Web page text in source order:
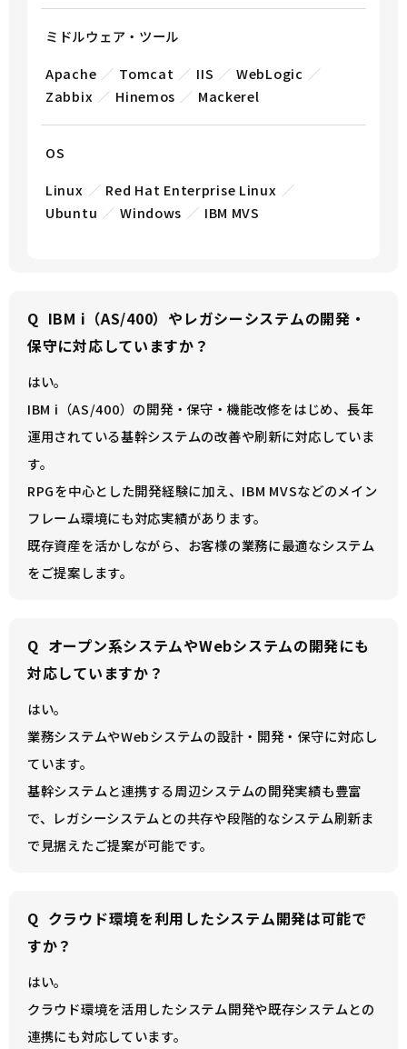
ミドルウェア・ツール
Apache
Tomcat IIS
WebLogic
Zabbix
Hinemos Mackerel
OS
Linux
Red Hat Enterprise Linux
Ubuntu
Windows IBM MVS
Q IBM i（AS/400）やレガシーシステムの開発・
保守に対応していますか？
はい。
IBM i（AS/400）の開発・保守・機能改修をはじめ、長年
運用されている基幹システムの改善や刷新に対応していま
す。
RPGを中心とした開発経験に加え、IBM MVSなどのメイン
フレーム環境にも対応実績があります。
既存資産を活かしながら、お客様の業務に最適なシステム
をご提案します。
Q オープン系システムやWebシステムの開発にも
対応していますか？
はい。
業務システムやWebシステムの設計・開発・保守に対応し
ています。
基幹システムと連携する周辺システムの開発実績も豊富
で、レガシーシステムとの共存や段階的なシステム刷新ま
で見据えたご提案が可能です。
Q クラウド環境を利用したシステム開発は可能で
すか？
はい。
クラウド環境を活用したシステム開発や既存システムとの
連携にも対応しています。